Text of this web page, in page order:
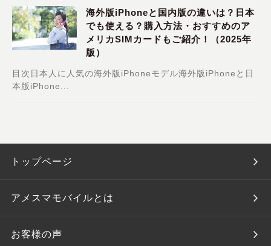
海外版iPhoneと国内版の違いは？日本
でも使える？購入方法・おすすめのア
メリカSIMカードもご紹介！（2025年
版）
目次日本人に人気の海外版iPhoneモデル海外版iPhoneと日
本版iPhone...
トップページ
アメスマモバイルとは
お客様の声